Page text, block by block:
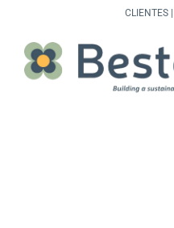
contenido
CLIENTES